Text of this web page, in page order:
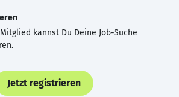
kannst Du Deine Job-Suche
Jetzt registrieren